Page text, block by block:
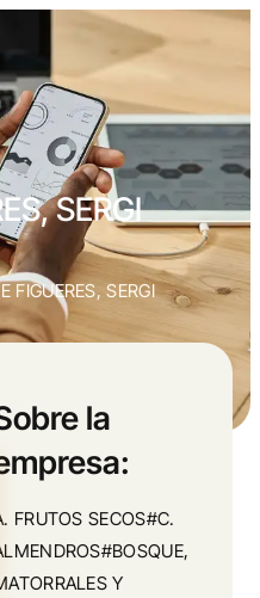
SERGI
FIGUERES, SERGI
la
FRUTOS SECOS#C.
Y